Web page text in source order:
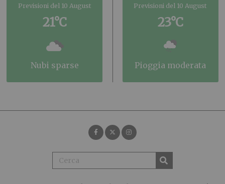
Previsioni del 10 August
21°C
nubi sparse
Previsioni del 10 August
23°C
pioggia moderata